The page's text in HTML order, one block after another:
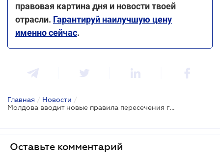
правовая картина дня и новости твоей
отрасли. Гарантируй наилучшую цену
именно сейчас.
Главная / Новости /
Молдова вводит новые правила пересечения границы для грузовиков
Оставьте комментарий